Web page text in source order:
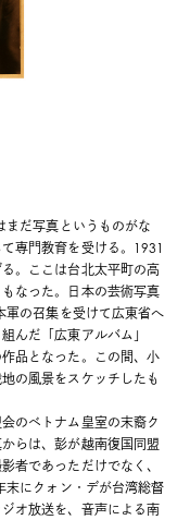
だ写真というものがな
専門教育を受ける。1931
。ここは台北太平町の高
なった。日本の芸術写真
軍の召集を受けて広東省へ
んだ「広東アルバム」
品となった。この間、小
の風景をスケッチしたも
のベトナム皇室の末裔ク
らは、彭が越南復国同盟
者であっただけでなく、
にクォン・デが台湾総督
オ放送を、音声による南